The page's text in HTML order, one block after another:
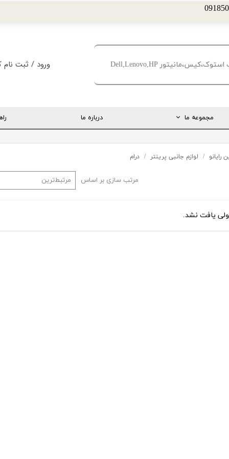
ورود / ثبت نام
مجموعه ما
ارتباط مستقیم با مدیریت
اینستاگرام
درخواست پشتیبانی
درباره ما
رایانو لوازم جانبی پرینتر درام
مرتب سازی بر اساس مرتبط‌ترین
یافت نشد.